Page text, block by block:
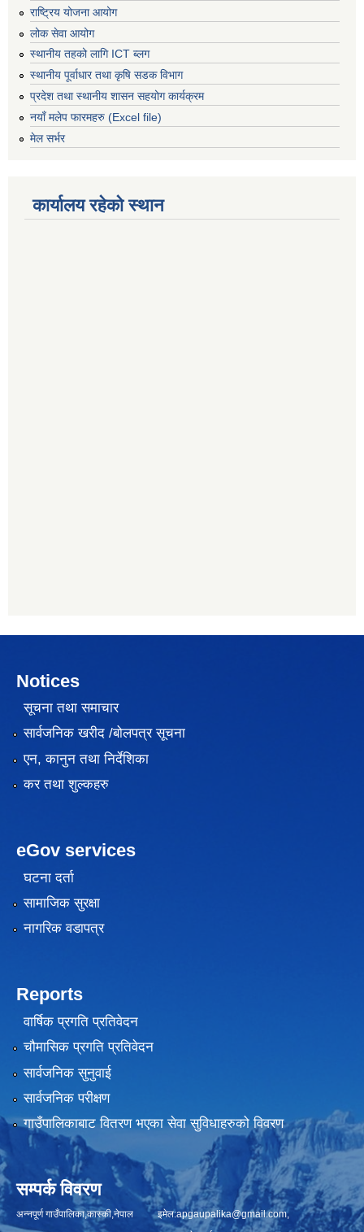
राष्ट्रिय योजना आयोग
लोक सेवा आयोग
स्थानीय तहको लागि ICT ब्लग
स्थानीय पूर्वाधार तथा कृषि सडक विभाग
प्रदेश तथा स्थानीय शासन सहयोग कार्यक्रम
नयाँ मलेप फारमहरु (Excel file)
मेल सर्भर
कार्यालय रहेको स्थान
Notices
सूचना तथा समाचार
सार्वजनिक खरीद /बोलपत्र सूचना
एन, कानुन तथा निर्देशिका
कर तथा शुल्कहरु
eGov services
घटना दर्ता
सामाजिक सुरक्षा
नागरिक वडापत्र
Reports
वार्षिक प्रगति प्रतिवेदन
चौमासिक प्रगति प्रतिवेदन
सार्वजनिक सुनुवाई
सार्वजनिक परीक्षण
गाउँपालिकाबाट वितरण भएका सेवा सुविधाहरुको विवरण
सम्पर्क विवरण
अन्नपूर्ण गाउँपालिका,कास्की,नेपाल इमेल:apgaupalika@gmail.com,